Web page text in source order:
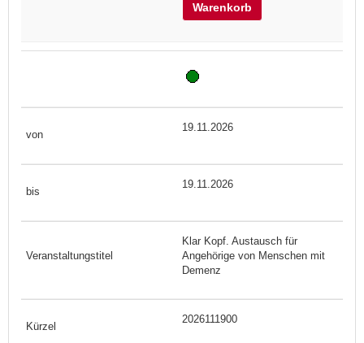
Warenkorb
19.11.2026
19.11.2026
Klar Kopf. Austausch für
Angehörige von Menschen mit
Demenz
2026111900